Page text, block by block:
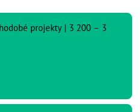
projekty | 3 200 – 3